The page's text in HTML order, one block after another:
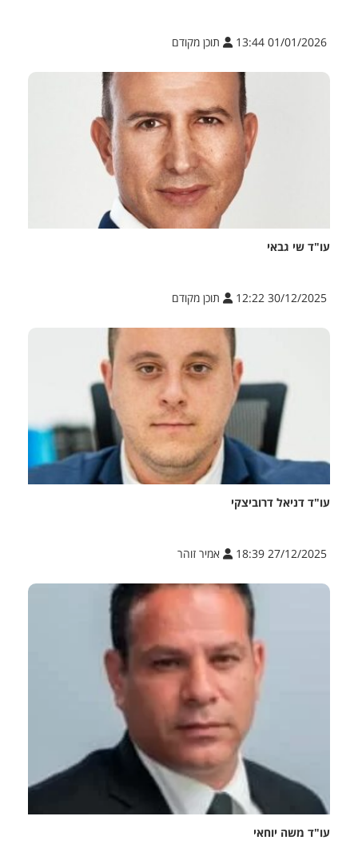
01/01/2026 13:44 תוכן מקודם
עו"ד שי גבאי
30/12/2025 12:22 תוכן מקודם
עו"ד דניאל דרוביצקי
27/12/2025 18:39 אמיר זוהר
עו"ד משה יוחאי